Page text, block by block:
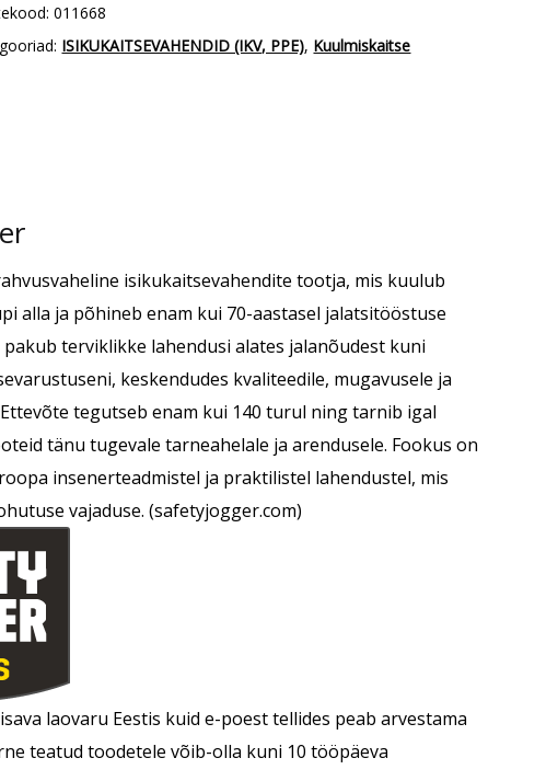
011668
ISIKUKAITSEVAHENDID (IKV, PPE), Kuulmiskaitse
isikukaitsevahendite tootja, mis kuulub
alla ja põhineb enam kui 70-aastasel jalatsitööstuse
terviklikke lahendusi alates jalanõudest kuni
keskendudes kvaliteedile, mugavusele ja
tegutseb enam kui 140 turul ning tarnib igal
tänu tugevale tarneahelale ja arendusele. Fookus on
insenerteadmistel ja praktilistel lahendustel, mis
vajaduse. (safetyjogger.com)
laovaru Eestis kuid e-poest tellides peab arvestama
teatud toodetele võib-olla kuni 10 tööpäeva